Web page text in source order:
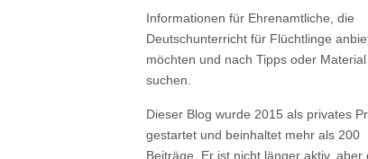
Informationen für Ehrenamtliche, die
Deutschunterricht für Flüchtlinge
möchten und nach Tipps oder Material
suchen.
Dieser Blog wurde 2015 als privates
gestartet und beinhaltet mehr als 200
Beiträge. Er ist nicht länger aktiv, aber